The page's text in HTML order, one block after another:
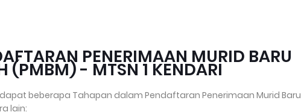
PENERIMAAN MURID BARU
(PMBM) - MTSN 1 KENDARI
beberapa Tahapan dalam Pendaftaran Penerimaan Murid Baru
lain: